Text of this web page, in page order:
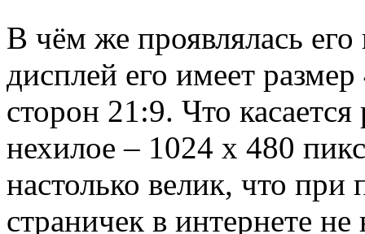
В чём же проявлялась
дисплей его имеет
сторон 21:9. Что
нехилое – 1024 x 480
настолько велик, что
страничек в интернете